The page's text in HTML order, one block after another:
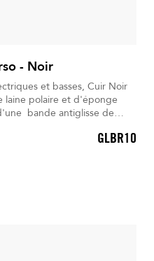
- Noir
et basses, Cuir Noir
Livré dans son Sac à dos déperlant.
GLBR10